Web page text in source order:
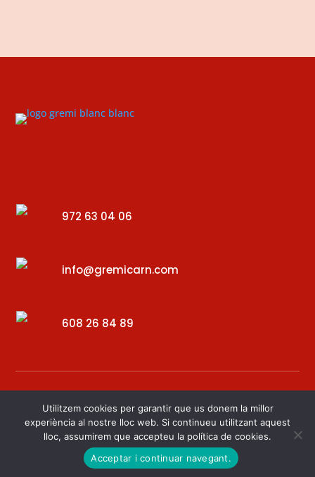
972 63 04 06
info@gremicarn.com
608 26 84 89
Desenvolupat per – Digital34
Utilitzem cookies per garantir que us donem la millor
experiència al nostre lloc web. Si continueu utilitzant aquest
lloc, assumirem que accepteu la política de cookies.
Acceptar i continuar navegant.